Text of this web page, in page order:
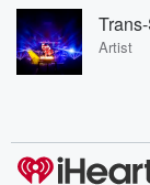
Artist